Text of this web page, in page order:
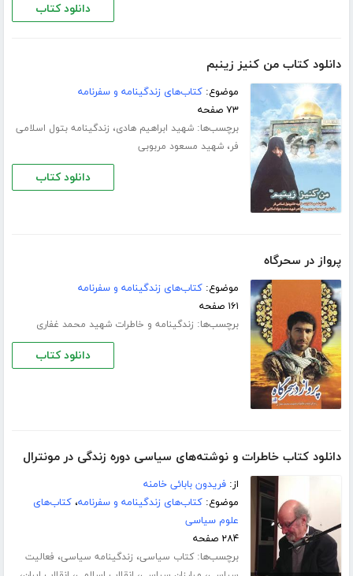
دانلود کتاب
دانلود کتاب من کنیز زینبم
موضوع:کتاب‌های زندگینامه و سفرنامه
۷۳ صفحه
برچسب‌ها:شهید ابراهیم هادی، زندگینامه بتول اسلامی
فر،شهید مسعود مربوبی
دانلود کتاب
پرواز در سحرگاه
موضوع:کتاب‌های زندگینامه و سفرنامه
۱۶۱ صفحه
برچسب‌ها: زندگینامه و خاطرات شهید محمد غفاری
دانلود کتاب
دانلود کتاب خاطرات و نوشته‌های سیاسی دوره زندگی در مونترال
از:فریدون بابائی خامنه
موضوع:کتاب‌های زندگینامه و سفرنامه،کتاب‌های
علوم سیاسی
۲۸۴ صفحه
برچسب‌ها:کتاب سیاسی، زندگینامه سیاسی، فعالیت